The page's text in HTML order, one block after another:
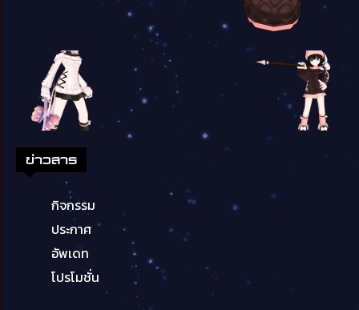
ข่าวสาร
กิจกรรม
ประกาศ
อัพเดท
โปรโมชั่น